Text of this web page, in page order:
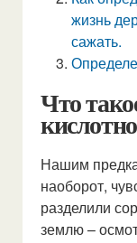
жизнь
сажать.
Что
Нашим
наоборот,
разделили
землю –